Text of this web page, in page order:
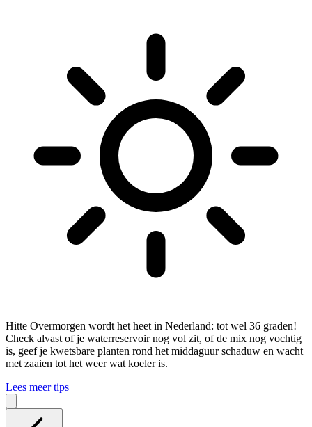
Hitte Overmorgen wordt het heet in Nederland: tot wel 36 graden!
Check alvast of je waterreservoir nog vol zit, of de mix nog vochtig
is, geef je kwetsbare planten rond het middaguur schaduw en wacht
met zaaien tot het weer wat koeler is.
Lees meer tips